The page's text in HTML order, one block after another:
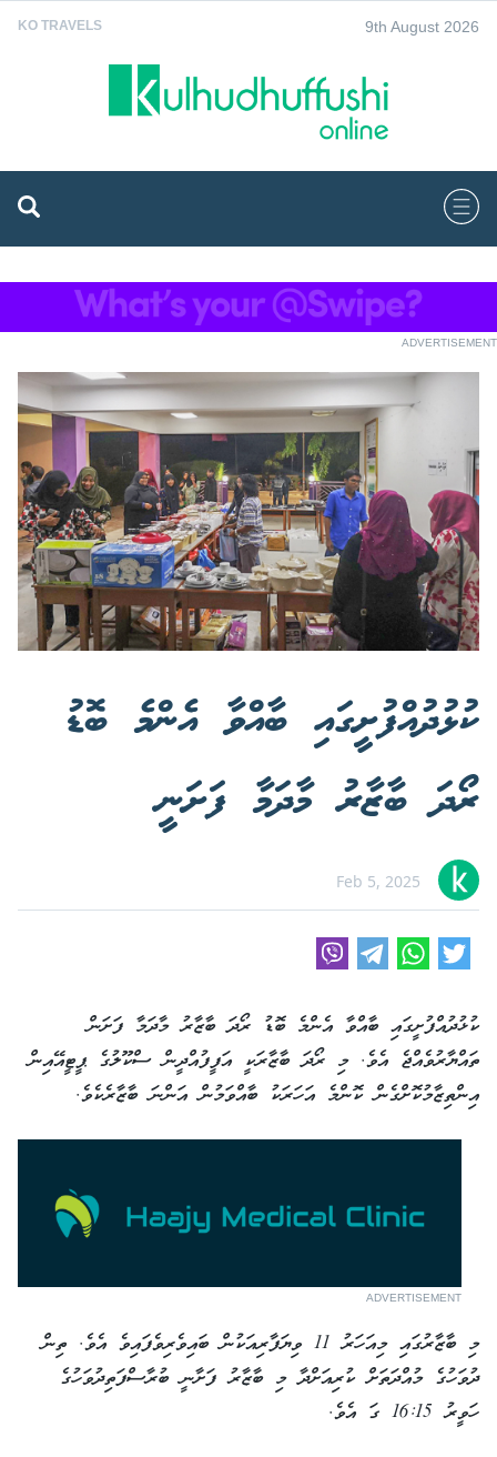
KO TRAVELS 9th August 2026
ADVERTISEMENT
ކުޅުދުއްފުށީގައި ބާއްވާ އެންމެ ބޮޑު
ރޯދަ ބާޒާރު މާދަމާ ފަށަނީ
Feb 5, 2025
ކުޅުދުއްފުށީގައި ބާއްވާ އެންމެ ބޮޑު ރޯދަ ބާޒާރު މާދަމާ ފަށަން
ތައްޔާރުވެއްޖެ އެވެ. މި ރޯދަ ބާޒާރަކީ އަފީފުއްދީން ސްކޫލުގެ ޕީޓީއޭއިން
އިންތިޒާމުކޮށްގެން ކޮންމެ އަހަރަކު ބާއްވަމުން އަންނަ ބާޒާރެކެވެ.
ADVERTISEMENT
މި ބާޒާރުގައި މިއަހަރު 11 ވިޔަފާރިއަކުން ބައިވެރިވެފައިވެ އެވެ. ތިން
ދުވަހުގެ މުއްދަތަށް ކުރިއަށްދާ މި ބާޒާރު ފަށާނީ ބުރާސްފަތިދުވަހުގެ
ހަވީރު 16:15 ގަ އެވެ.